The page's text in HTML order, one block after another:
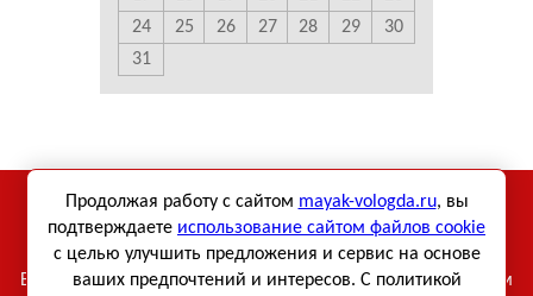
24
25 26 27 28 29
30
31
Использование материалов сетевого издания «Маяк-
Вологда» возможно только при использовании активной
ссылки.
Все права на тексты и фотографии принадлежат их авторам
Продолжая работу с сайтом mayak-vologda.ru, вы
подтверждаете использование сайтом файлов cookie
с целью улучшить предложения и сервис на основе
ваших предпочтений и интересов. С политикой